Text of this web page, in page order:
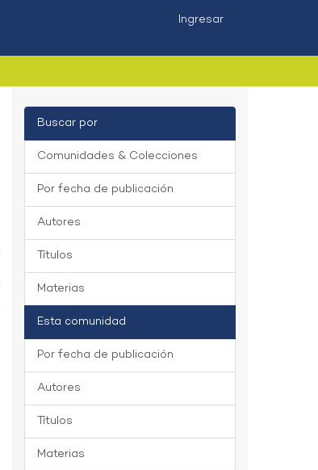
Ingresar
Buscar por
Comunidades & Colecciones
Por fecha de publicación
Autores
Títulos
Materias
Esta comunidad
Por fecha de publicación
Autores
Títulos
Materias